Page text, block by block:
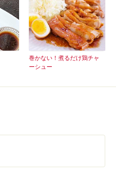
巻かない！煮るだけ鶏チャ
ーシュー